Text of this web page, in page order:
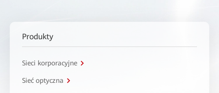
Produkty
Sieci korporacyjne
Sieć optyczna